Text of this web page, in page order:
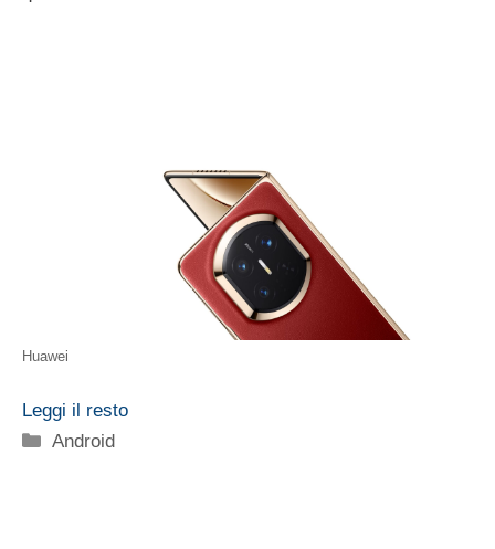
Huawei
Leggi il resto
Categorie
Android